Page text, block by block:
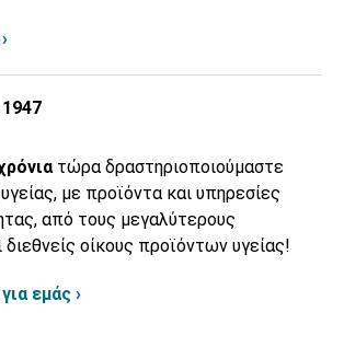
τώρα δραστηριοποιούμαστε
με προϊόντα και υπηρεσίες
από τους μεγαλύτερους
οίκους προϊόντων υγείας!
εμάς ›